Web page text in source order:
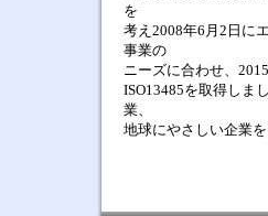
を
考え2008年6月2日に
事業の
ニーズに合わせ、
ISO13485を取得しま
業、
地球にやさしい企業